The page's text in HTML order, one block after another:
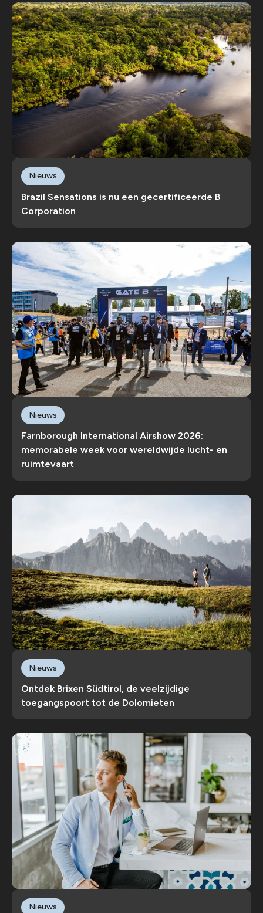
Brazil Sensations is nu een gecertificeerde B
Corporation
Nieuws
Farnborough International Airshow 2026:
memorabele week voor wereldwijde lucht- en
ruimtevaart
Nieuws
Ontdek Brixen Südtirol, de veelzijdige
toegangspoort tot de Dolomieten
Nieuws
Nieuws